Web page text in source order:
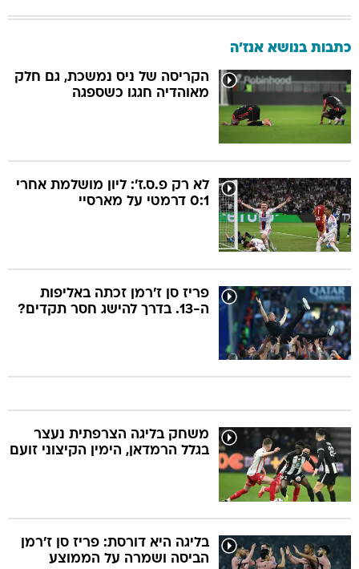
כתבות בנושא אנז'ה
הקריסה של ניס נמשכת, גם חלק
מאוהדיה חגגו כשספגה
לא רק פ.ס.ז': ליון מושלמת אחרי
0:1 דרמטי על מארסיי
פריז סן ז'רמן זכתה באליפות
ה-13. בדרך להישג חסר תקדים?
משחק בליגה הצרפתית נעצר
בגלל הרמדאן, הימין הקיצוני זועם
בליגה היא דורסת: פריז סן ז'רמן
הביסה ושמרה על הממוצע